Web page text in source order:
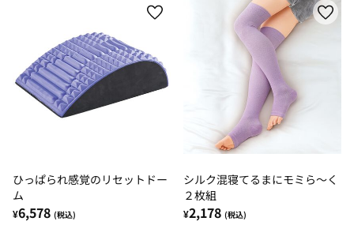
ひっぱられ感覚のリセットドー
ム
¥6,578 (税込)
シルク混寝てるまにモミら～く
２枚組
¥2,178 (税込)